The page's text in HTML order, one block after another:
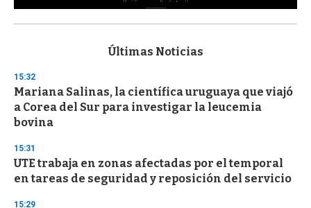
s
d
s
o
f
3
s
e
c
o
d
Últimas Noticias
15:32
Mariana Salinas, la científica uruguaya que viajó
a Corea del Sur para investigar la leucemia
bovina
15:31
UTE trabaja en zonas afectadas por el temporal
en tareas de seguridad y reposición del servicio
15:29